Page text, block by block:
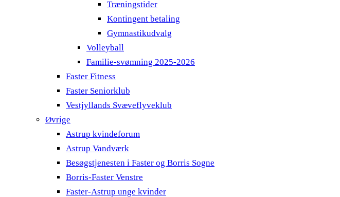
Træningstider
Kontingent betaling
Gymnastikudvalg
Volleyball
Familie-svømning 2025-2026
Faster Fitness
Faster Seniorklub
Vestjyllands Svæveflyveklub
Øvrige
Astrup kvindeforum
Astrup Vandværk
Besøgstjenesten i Faster og Borris Sogne
Borris-Faster Venstre
Faster-Astrup unge kvinder